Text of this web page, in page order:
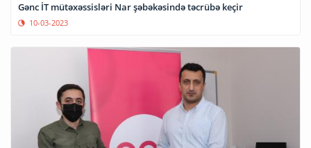
Gənc İT mütəxəssisləri Nar şəbəkəsində təcrübə keçir
10-03-2023